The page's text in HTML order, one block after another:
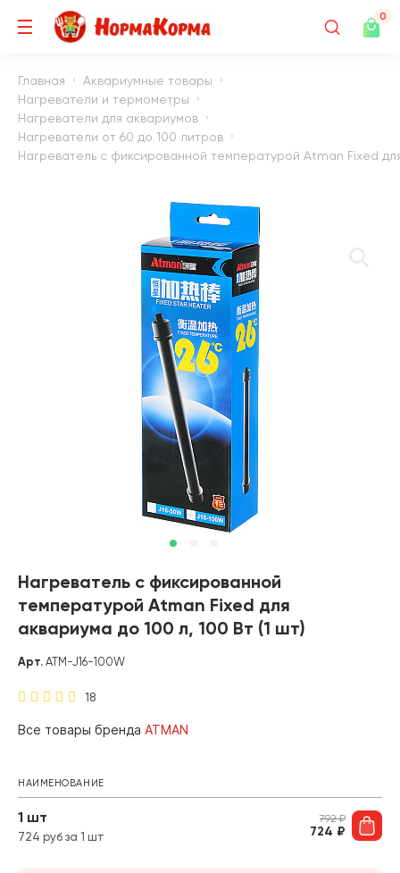
0
Главная
Аквариумные товары
Нагреватели и термометры
Нагреватели для аквариумов
Нагреватели от 60 до 100 литров
Нагреватель с фиксированной температурой Atman Fixed
Нагреватель с фиксированной
температурой Atman Fixed для
аквариума до 100 л, 100 Вт (1 шт)
18
Арт. ATM-J16-100W
Все товары бренда ATMAN
НАИМЕНОВАНИЕ
1 шт
724 руб за 1 шт
792₽
724 ₽